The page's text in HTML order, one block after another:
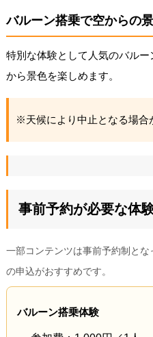
バルーン搭乗で空からの
特別な体験として人気のバル
から景色を楽しめます。
※天候により中止となる場合
事前予約が必要な体
一部コンテンツは事前予約制と
の申込がおすすめです。
バルーン搭乗体験